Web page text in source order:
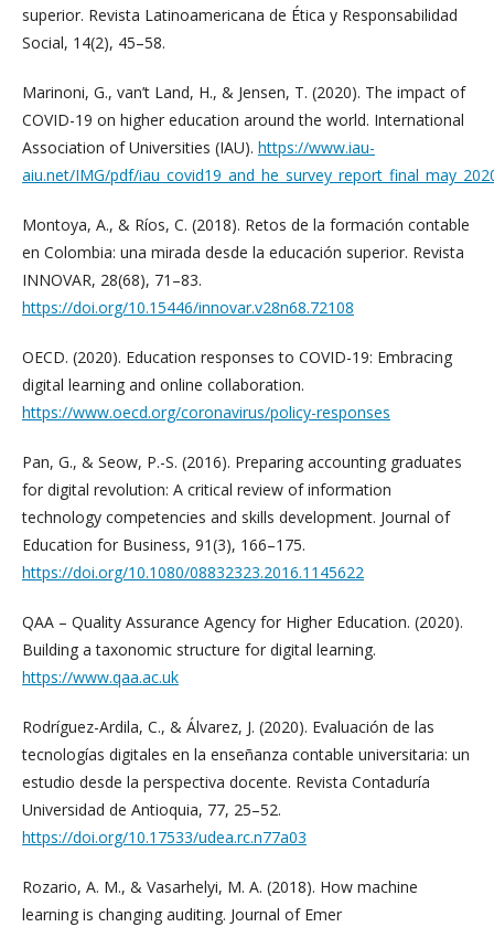
superior. Revista Latinoamericana de Ética y Responsabilidad
Social, 14(2), 45–58.
Marinoni, G., van’t Land, H., & Jensen, T. (2020). The impact of
COVID-19 on higher education around the world. International
Association of Universities (IAU). https://www.iau-
aiu.net/IMG/pdf/
Montoya, A., & Ríos, C. (2018). Retos de la formación contable
en Colombia: una mirada desde la educación superior. Revista
INNOVAR, 28(68), 71–83.
https://doi.org/10.15446/innovar.v28n68.72108
OECD. (2020). Education responses to COVID-19: Embracing
digital learning and online collaboration.
https://www.oecd.org/coronavirus/policy-responses
Pan, G., & Seow, P.-S. (2016). Preparing accounting graduates
for digital revolution: A critical review of information
technology competencies and skills development. Journal of
Education for Business, 91(3), 166–175.
https://doi.org/10.1080/08832323.2016.1145622
QAA – Quality Assurance Agency for Higher Education. (2020).
Building a taxonomic structure for digital learning.
https://www.qaa.ac.uk
Rodríguez-Ardila, C., & Álvarez, J. (2020). Evaluación de las
tecnologías digitales en la enseñanza contable universitaria: un
estudio desde la perspectiva docente. Revista Contaduría
Universidad de Antioquia, 77, 25–52.
https://doi.org/10.17533/udea.rc.n77a03
Rozario, A. M., & Vasarhelyi, M. A. (2018). How machine
learning is changing auditing. Journal of Emer